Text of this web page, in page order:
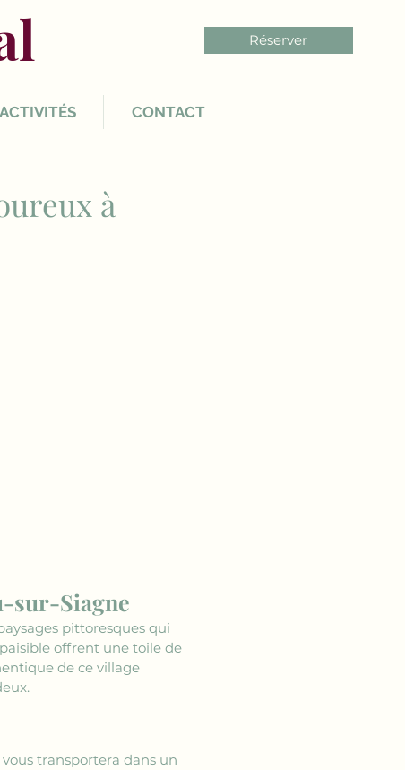
Réserver
ACTIVITÉS CONTACT
à
sur-Siagne
pittoresques qui
offrent une toile de
de ce village
transportera dans un